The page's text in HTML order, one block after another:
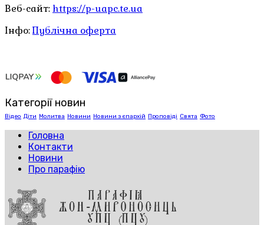
Веб-сайт: https://p-uapc.te.ua
Інфо:Публічна оферта
Категорії новин
Відео Діти Молитва Новини Новини з єпархій Проповіді Свята Фото
Головна
Контакти
Новини
Про парафію